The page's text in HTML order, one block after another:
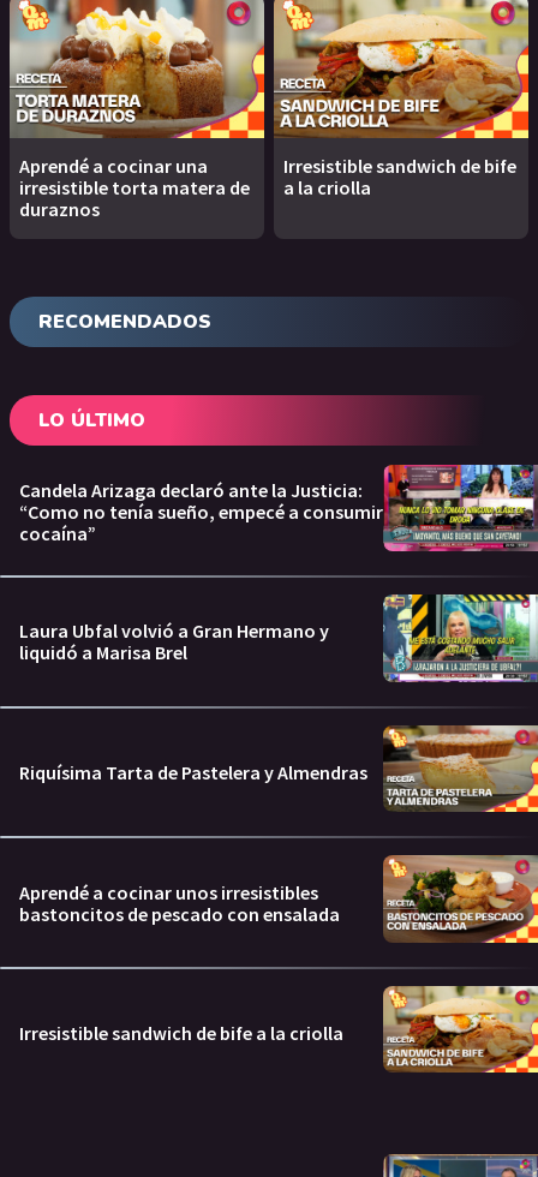
Aprendé a cocinar una
irresistible torta matera de
duraznos
Irresistible sandwich de bife
a la criolla
RECOMENDADOS
LO ÚLTIMO
Candela Arizaga declaró ante la Justicia:
“Como no tenía sueño, empecé a consumir
cocaína”
Laura Ubfal volvió a Gran Hermano y
liquidó a Marisa Brel
Riquísima Tarta de Pastelera y Almendras
Aprendé a cocinar unos irresistibles
bastoncitos de pescado con ensalada
Irresistible sandwich de bife a la criolla